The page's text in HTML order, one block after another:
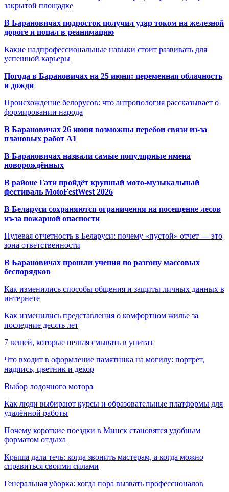
закрытой площадке
В Барановичах подросток получил удар током на железной
дороге и попал в реанимацию
Какие надпрофессиональные навыки стоит развивать для
успешной карьеры
Погода в Барановичах на 25 июня: переменная облачность
и дожди
Происхождение белорусов: что антропология рассказывает о
формировании народа
В Барановичах 26 июня возможны перебои связи из-за
плановых работ A1
В Барановичах назвали самые популярные имена
новорождённых
В районе Гати пройдёт крупный мото-музыкальный
фестиваль MotoFestWest 2026
В Беларуси сохраняются ограничения на посещение лесов
из-за пожарной опасности
Нулевая отчетность в Беларуси: почему «пустой» отчет — это
зона ответственности
В Барановичах прошли учения по разгону массовых
беспорядков
Как изменились способы общения и защиты личных данных в
интернете
Как изменились представления о комфортном жилье за
последние десять лет
7 вещей, которые нельзя смывать в унитаз
Что входит в оформление памятника на могилу: портрет,
надпись, цветник и декор
Выбор лодочного мотора
Как люди выбирают курсы и образовательные платформы для
удалённой работы
Почему короткие поездки в Минск становятся удобным
форматом отдыха
Крыша дала течь: когда звонить мастерам, а когда можно
справиться своими силами
Генеральная уборка: когда пора вызвать профессионалов